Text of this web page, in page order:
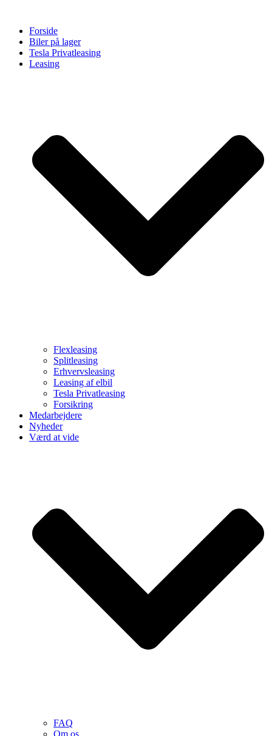
indholdForside
Biler på lager
Tesla Privatleasing
Leasing
Flexleasing
Splitleasing
Erhvervsleasing
Leasing af elbil
Tesla Privatleasing
Forsikring
Medarbejdere
Nyheder
Værd at vide
FAQ
Om os